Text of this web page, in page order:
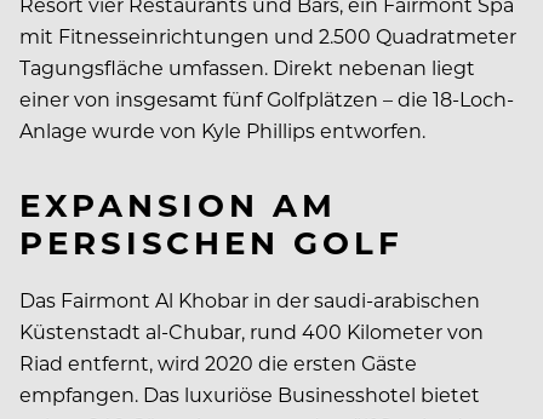
mit Fitnesseinrichtungen und 2.500 Quadratmeter
Tagungsfläche umfassen. Direkt nebenan liegt
einer von insgesamt fünf Golfplätzen – die 18-Loch-
Anlage wurde von Kyle Phillips entworfen.
EXPANSION AM
PERSISCHEN GOLF
Das Fairmont Al Khobar in der saudi-arabischen
Küstenstadt al-Chubar, rund 400 Kilometer von
Riad entfernt, wird 2020 die ersten Gäste
empfangen. Das luxuriöse Businesshotel bietet